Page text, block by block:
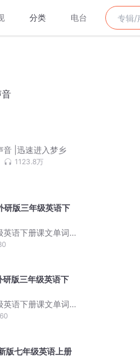
分类 电台
音
音 |迅速进入梦乡
1123.8万
研版三年级英语下
英语下册课文单词
研版三年级英语下
英语下册课文单词
七年级英语上册